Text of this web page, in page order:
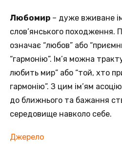
Любомир – дуже вживане
слов’янського походження.
означає “любов” або
“гармонію”. Ім’я можна
любить мир” або “той, хто
гармонію”. З цим ім’ям
до ближнього та бажання
середовище навколо себе.
Джерело